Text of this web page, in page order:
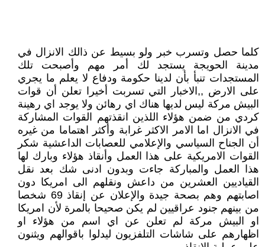
كلما حصل وتسرب خبر ولو بسيط عن ذالك الانزال في
مدينة الحويجة يستجد لك أمر مهم وأصبحت تلك
المستجدات تنبأ بأن لدينا حكومة ودفاع لا يعلم ما يجري
على الارض ,,الاخبار التي تسربت أخيرا تعلن أن قوات
البيش مركة ليس لديها هناك اي رهائن ولا يوجد اي رهينة
كردي من ضمن هؤلاء اللذين انقذتهم القوات المشاركة
في الانزال اما الامر الاكثر غرابة وأكثر اهتماما من غيره
أن الجناح السياسي والإعلامي للعصابات الداعشية شكر
القوات الامريكية على هذا العمل وأنقاذ هؤلاء وبارك لها
هذا العمل والمباركة جاءت وبدون ادنى شك بعد نقل
القياديين العشرين من داعش ونقلهم الى امريكا دون
اصابتهم وهم بصحة جيدة والإعلان عن إنقاذ 69 شخصا
من بينهم جنود عراقيين لم يكن صحيحا بالمرة لأن امريكا
او البيش مركة لم تعلن عن اي اسم من هؤلاء او
اظهارهم على شاشات التلفزيون ليدلوا باقوالهم ويثنون